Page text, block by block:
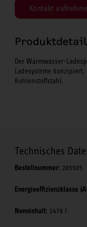
Kontakt
Der Warmwasser-
Ladesysteme
Kohlenstoffstahl.
Technisches
Bestellnummer: 205505
Energieeffizienzklasse
Nenninhalt: 1478 l